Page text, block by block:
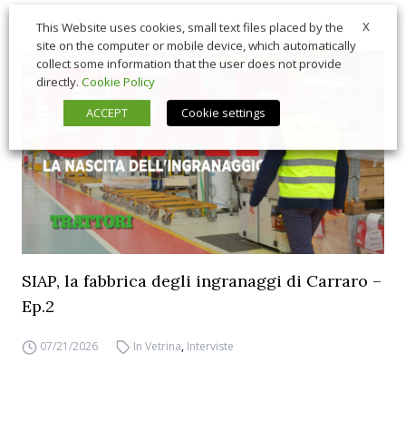
SIAP, la fabbrica degli ingranaggi di Carraro –
Ep.2
07/21/2026 In Vetrina, Interviste
X
This Website uses cookies, small text files placed by the
site on the computer or mobile device, which automatically
collect some information that the user does not provide
directly. Cookie Policy
ACCEPT
Cookie settings